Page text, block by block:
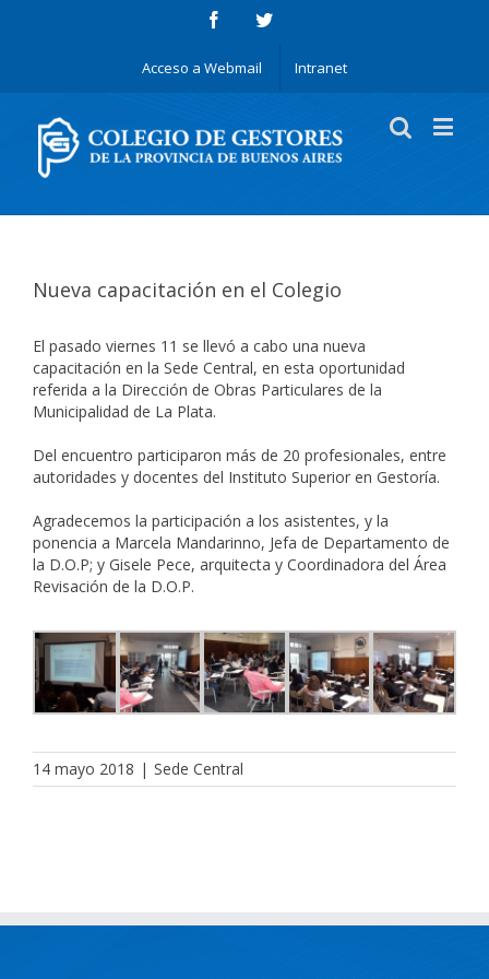
Acceso a Webmail Intranet
Nueva capacitación en el Colegio
El pasado viernes 11 se llevó a cabo una nueva
capacitación en la Sede Central, en esta oportunidad
referida a la Dirección de Obras Particulares de la
Municipalidad de La Plata.
Del encuentro participaron más de 20 profesionales, entre
autoridades y docentes del Instituto Superior en Gestoría.
Agradecemos la participación a los asistentes, y la
ponencia a Marcela Mandarinno, Jefa de Departamento de
la D.O.P; y Gisele Pece, arquitecta y Coordinadora del Área
Revisación de la D.O.P.
14 mayo 2018 | Sede Central